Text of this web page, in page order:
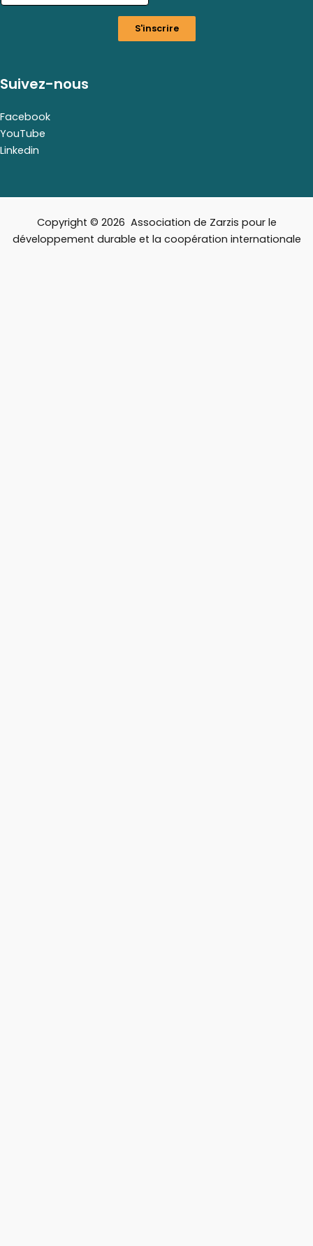
i
l
*
S'inscrire
Suivez-nous
Facebook
YouTube
Linkedin
Copyright © 2026 Association de Zarzis pour le
développement durable et la coopération internationale